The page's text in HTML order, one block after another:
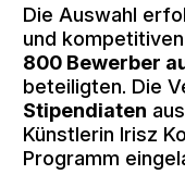
Die Auswahl
und
800 Bewerber
beteiligten. Die
Stipendiaten
Künstlerin Irisz
Programm